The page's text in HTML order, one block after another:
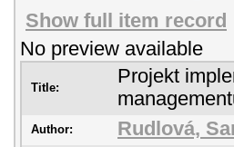
Show full item record
No preview available
Title:
Projekt
Author: Rudlová,